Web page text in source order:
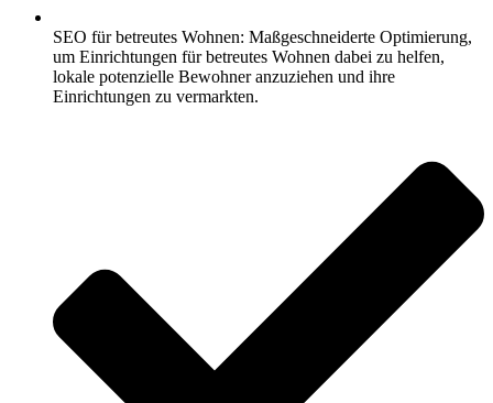
SEO für betreutes Wohnen: Maßgeschneiderte Optimierung,
um Einrichtungen für betreutes Wohnen dabei zu helfen,
lokale potenzielle Bewohner anzuziehen und ihre
Einrichtungen zu vermarkten.